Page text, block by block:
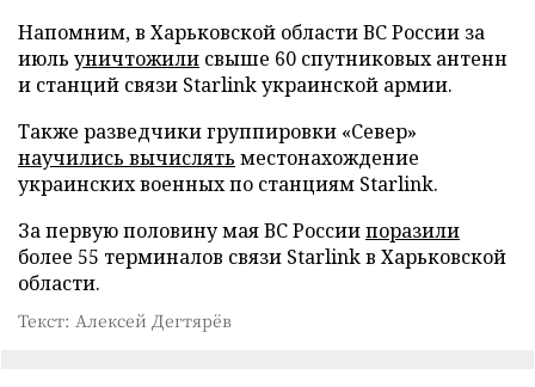
Напомним, в Харьковской области ВС России за
июль уничтожили свыше 60 спутниковых антенн
и станций связи Starlink украинской армии.
Также разведчики группировки «Север»
научились вычислять местонахождение
украинских военных по станциям Starlink.
За первую половину мая ВС Россиипоразили
более 55 терминалов связи Starlink в Харьковской
области.
Текст: Алексей Дегтярёв